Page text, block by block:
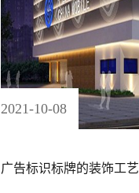
广告标识标牌的装饰工艺
2021-10-08